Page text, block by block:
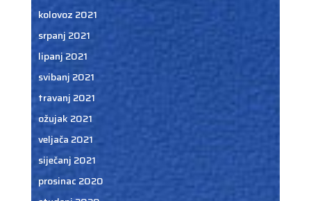
kolovoz 2021
srpanj 2021
lipanj 2021
svibanj 2021
travanj 2021
ožujak 2021
veljača 2021
siječanj 2021
prosinac 2020